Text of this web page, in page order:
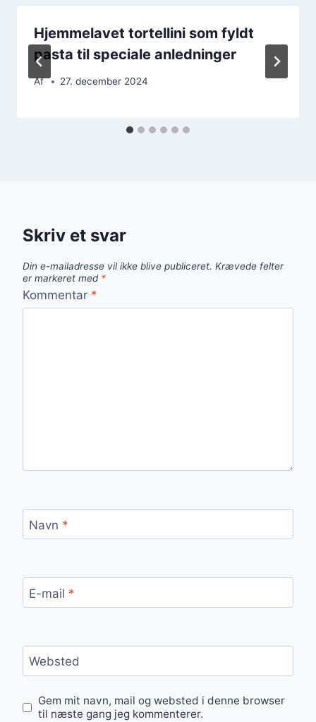
Hjemmelavet tortellini som fyldt
pasta til speciale anledninger
Af 27. december 2024
Skriv et svar
Din e-mailadresse vil ikke blive publiceret. Krævede felter
er markeret med *
Kommentar *
Navn *
E-mail *
Websted
Gem mit navn, mail og websted i denne browser
til næste gang jeg kommenterer.